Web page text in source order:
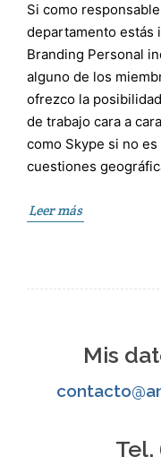
Si como
departamento estás
Branding Personal
alguno de los
ofrezco la
de trabajo cara a
como Skype si no
cuestiones
Leer más
Mis
Tel.